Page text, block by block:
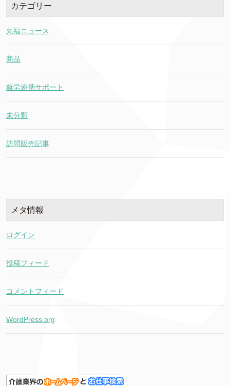
カテゴリー
丸福ニュース
商品
就労連携サポート
未分類
訪問販売記事
メタ情報
ログイン
投稿フィード
コメントフィード
WordPress.org